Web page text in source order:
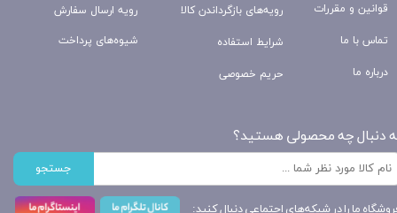
رویه ارسال سفارش
شیوه‌های پرداخت
رویه‌های بازگرداندن کالا
شرایط استفاده
حریم خصوصی
قوانین و مقررات
تماس با ما
درباره ما
دنبال چه محصولی هستید؟
جستجو
ما را در شبکه‌های اجتماعی دنبال کنید: